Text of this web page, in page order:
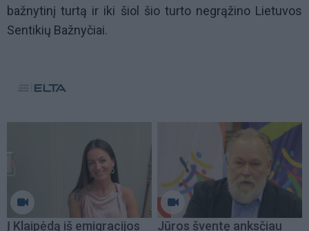
bažnytinį turtą ir iki šiol šio turto negrąžino Lietuvos
Sentikių Bažnyčiai.
Į Klaipėdą iš emigracijos Jūros šventę anksčiau